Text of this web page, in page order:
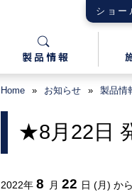
ショー
Home » お知らせ » 製品情
★8月22日
2022年 8 月 22 日 (月) から